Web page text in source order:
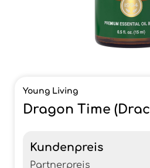
Young Living
Dragon Time
Kundenpreis
Partnerpreis